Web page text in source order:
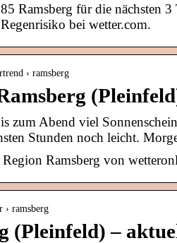
Ramsberg für die nächsten 3
bei wetter.com.
› ramsberg
zum Abend viel
Stunden noch leicht.
Ramsberg von
› ramsberg
(Pleinfeld) –